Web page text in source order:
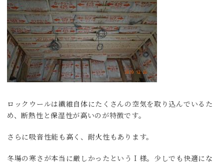
ロックウールは繊維自体にたくさんの空気を取り込んでいるた
め、断熱性と保湿性が高いのが特徴です。
さらに吸音性能も高く、耐火性もあります。
冬場の寒さが本当に厳しかったというＩ様。少しでも快適にな